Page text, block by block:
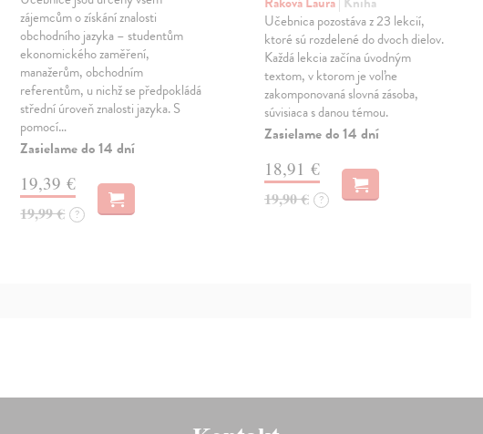
zájemcům o získání znalosti
obchodního jazyka – studentům
ekonomického zaměření,
manažerům, obchodním
referentům, u nichž se předpokládá
střední úroveň znalosti jazyka. S
pomocí…
Zasielame do 14 dní
19,39 €
19,99 € ?
Učebnica pozostáva z 23 lekcií,
ktoré sú rozdelené do dvoch dielov.
Každá lekcia začína úvodným
textom, v ktorom je voľne
zakomponovaná slovná zásoba,
súvisiaca s danou témou.
Zasielame do 14 dní
18,91 €
19,90 € ?